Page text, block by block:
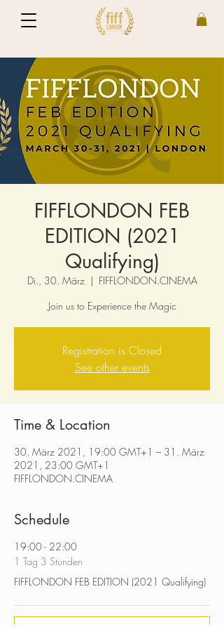
FIFFLONDON FEB
EDITION (2021
Qualifying)
Di., 30. März
  |
FIFFLONDON.CINEMA
Join us to Experience the Magic
Registration is Closed
See other events
Time & Location
30. März 2021, 19:00 GMT+1 – 31. März
2021, 23:00 GMT+1
FIFFLONDON.CINEMA
Schedule
19:00 - 22:00
1 Tag 3 Stunden
FIFFLONDON FEB EDITION (2021 Qualifying)